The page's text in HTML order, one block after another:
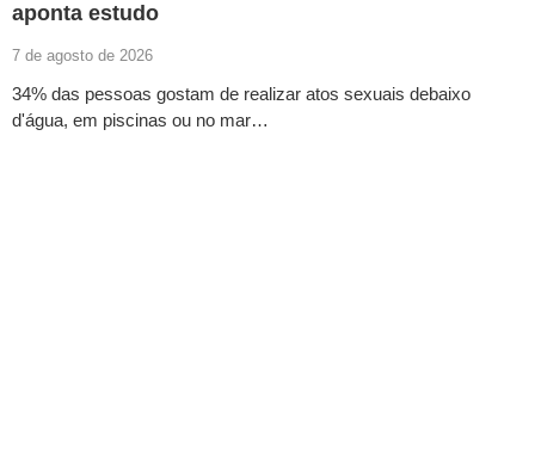
aponta estudo
7 de agosto de 2026
34% das pessoas gostam de realizar atos sexuais debaixo
d'água, em piscinas ou no mar…